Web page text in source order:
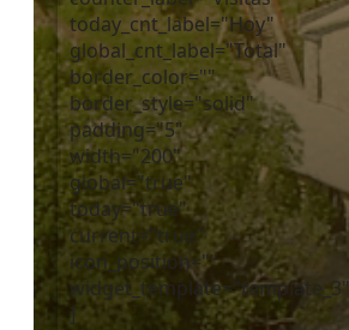
today_cnt_label="Hoy"
global_cnt_label="Total"
border_color=""
border_style="solid"
padding="5"
width="200"
global="true"
today="true"
current="true"
icon_position=""
widget_template="template_3"
]